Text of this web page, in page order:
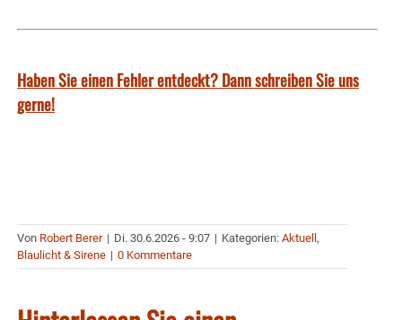
Haben Sie einen Fehler entdeckt? Dann schreiben Sie uns
gerne!
Von Robert Berer | Di. 30.6.2026 - 9:07 | Kategorien: Aktuell ,
Blaulicht & Sirene | 0 Kommentare